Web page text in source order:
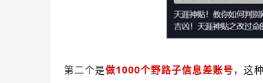
第二个是做1000个野路子信息差账号，这